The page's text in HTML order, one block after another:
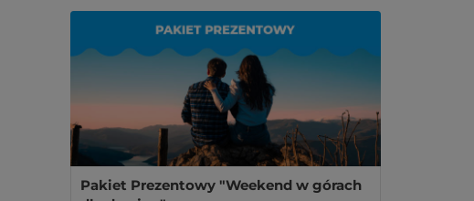
Pakiet Prezentowy "Weekend w górach